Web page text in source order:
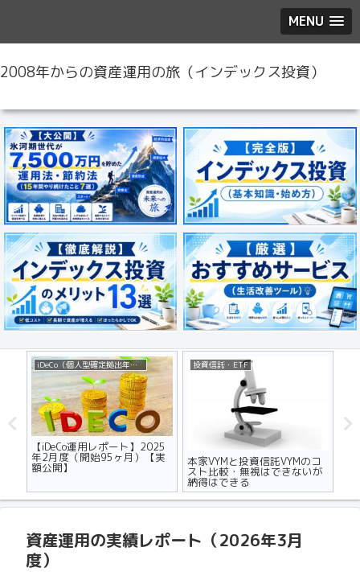
MENU
2008年からの資産運用の旅（インデックス投資）
iDeCo（個人型確定拠出年金）
【iDeCo運用レポート】2025
年2月度（開始95ヶ月）【実
額公開】
投資信託・ETF
本家VYMと投資信託VYMのコ
スト比較・無視はできないが
納得はできる
資産運用の実績レポート（2026年3月
度）